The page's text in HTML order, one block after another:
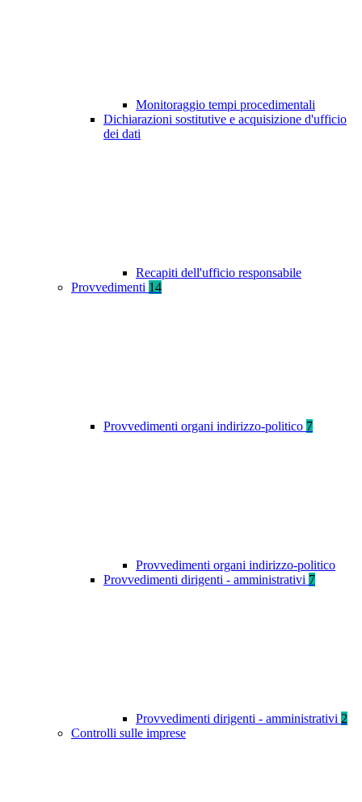
Monitoraggio tempi procedimentali
Dichiarazioni sostitutive e acquisizione d'ufficio
dei dati
Recapiti dell'ufficio responsabile
Provvedimenti 14
Provvedimenti organi indirizzo-politico 7
Provvedimenti organi indirizzo-politico
Provvedimenti dirigenti - amministrativi 7
Provvedimenti dirigenti - amministrativi 2
Controlli sulle imprese